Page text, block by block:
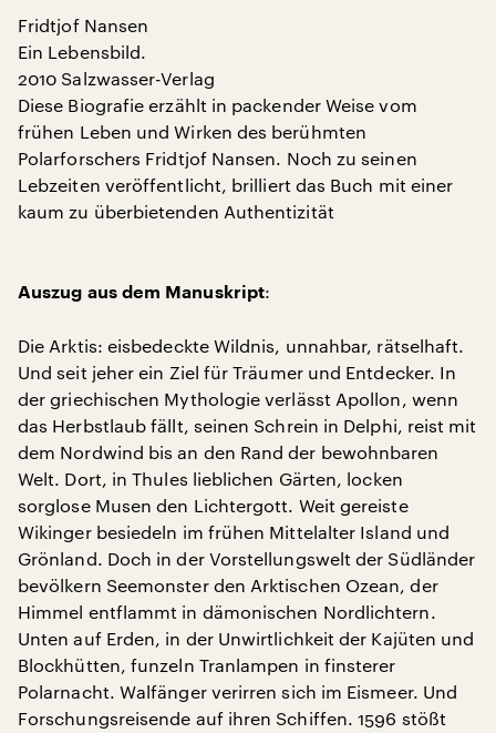
Fridtjof Nansen
Ein Lebensbild.
2010 Salzwasser-Verlag
Diese Biografie erzählt in packender Weise vom
frühen Leben und Wirken des berühmten
Polarforschers Fridtjof Nansen. Noch zu seinen
Lebzeiten veröffentlicht, brilliert das Buch mit einer
kaum zu überbietenden Authentizität
Auszug aus dem Manuskript:
Die Arktis: eisbedeckte Wildnis, unnahbar, rätselhaft.
Und seit jeher ein Ziel für Träumer und Entdecker. In
der griechischen Mythologie verlässt Apollon, wenn
das Herbstlaub fällt, seinen Schrein in Delphi, reist mit
dem Nordwind bis an den Rand der bewohnbaren
Welt. Dort, in Thules lieblichen Gärten, locken
sorglose Musen den Lichtergott. Weit gereiste
Wikinger besiedeln im frühen Mittelalter Island und
Grönland. Doch in der Vorstellungswelt der Südländer
bevölkern Seemonster den Arktischen Ozean, der
Himmel entflammt in dämonischen Nordlichtern.
Unten auf Erden, in der Unwirtlichkeit der Kajüten und
Blockhütten, funzeln Tranlampen in finsterer
Polarnacht. Walfänger verirren sich im Eismeer. Und
Forschungsreisende auf ihren Schiffen. 1596 stößt